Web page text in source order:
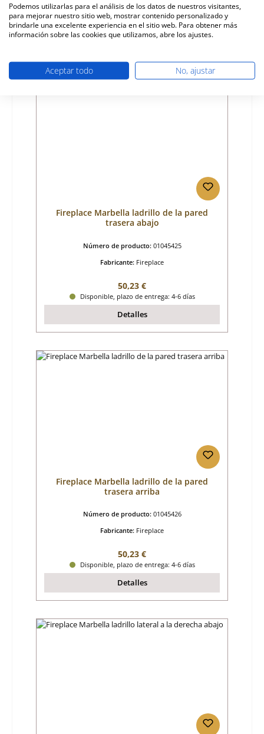
Precio normal:
75,34 €
Disponible, plazo de entrega: 4-6 días
Fireplace Marbella ladrillo de la pared
trasera abajo
Número de producto: 01045425
Fabricante: Fireplace
Precio normal:
50,23 €
Disponible, plazo de entrega: 4-6 días
Detalles
Fireplace Marbella ladrillo de la pared
trasera arriba
Número de producto: 01045426
Fabricante: Fireplace
Precio normal:
50,23 €
Disponible, plazo de entrega: 4-6 días
Detalles
Podemos utilizarlas para el análisis de los datos de nuestros visitantes,
para mejorar nuestro sitio web, mostrar contenido personalizado y
brindarle una excelente experiencia en el sitio web. Para obtener más
información sobre las cookies que utilizamos, abre los ajustes.
Aceptar todo No, ajustar